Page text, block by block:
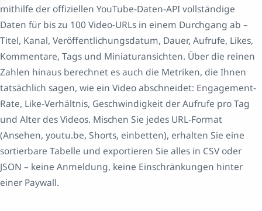
mithilfe der offiziellen YouTube-Daten-API vollständige
Daten für bis zu 100 Video-URLs in einem Durchgang ab –
Titel, Kanal, Veröffentlichungsdatum, Dauer, Aufrufe, Likes,
Kommentare, Tags und Miniaturansichten. Über die reinen
Zahlen hinaus berechnet es auch die Metriken, die Ihnen
tatsächlich sagen, wie ein Video abschneidet: Engagement-
Rate, Like-Verhältnis, Geschwindigkeit der Aufrufe pro Tag
und Alter des Videos. Mischen Sie jedes URL-Format
(Ansehen, youtu.be, Shorts, einbetten), erhalten Sie eine
sortierbare Tabelle und exportieren Sie alles in CSV oder
JSON – keine Anmeldung, keine Einschränkungen hinter
einer Paywall.